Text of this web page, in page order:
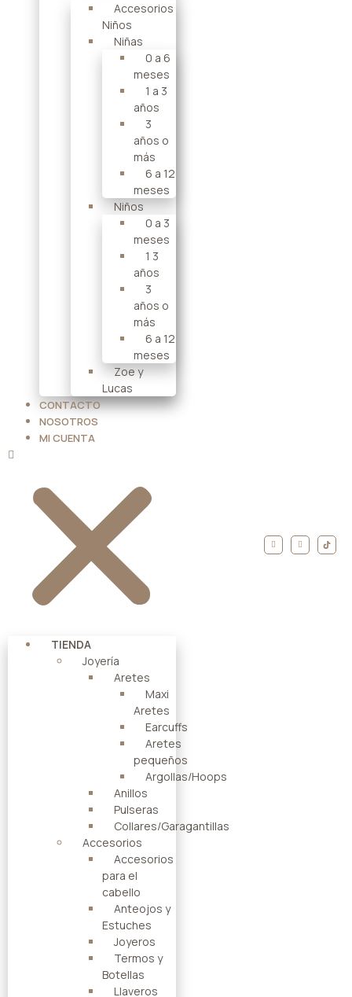
Accesorios
Niños
Niñas
0 a 6
meses
1 a 3
años
3
años o
más
6 a 12
meses
Niños
0 a 3
meses
1 3
años
3
años o
más
6 a 12
meses
Zoe y
Lucas
CONTACTO
NOSOTROS
MI CUENTA
TIENDA
Joyería
Aretes
Maxi
Aretes
Earcuffs
Aretes
pequeños
Argollas/Hoops
Anillos
Pulseras
Collares/Garagantillas
Accesorios
Accesorios
para el
cabello
Anteojos y
Estuches
Joyeros
Termos y
Botellas
Llaveros